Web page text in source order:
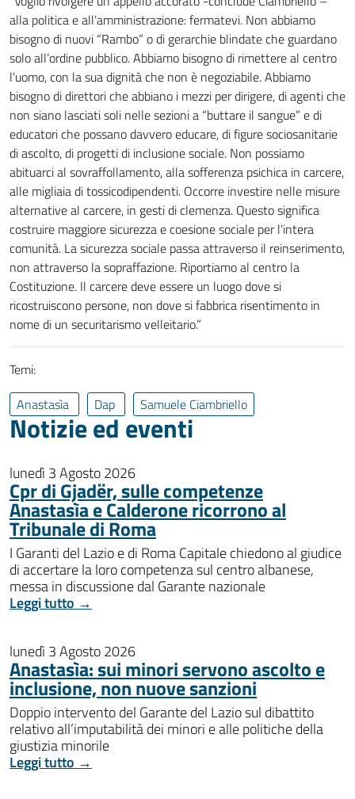
alla politica e all’amministrazione: fermatevi. Non abbiamo
bisogno di nuovi “Rambo” o di gerarchie blindate che guardano
solo all’ordine pubblico. Abbiamo bisogno di rimettere al centro
l’uomo, con la sua dignità che non è negoziabile. Abbiamo
bisogno di direttori che abbiano i mezzi per dirigere, di agenti che
non siano lasciati soli nelle sezioni a “buttare il sangue” e di
educatori che possano davvero educare, di figure sociosanitarie
di ascolto, di progetti di inclusione sociale. Non possiamo
abituarci al sovraffollamento, alla sofferenza psichica in carcere,
alle migliaia di tossicodipendenti. Occorre investire nelle misure
alternative al carcere, in gesti di clemenza. Questo significa
costruire maggiore sicurezza e coesione sociale per l’intera
comunità. La sicurezza sociale passa attraverso il reinserimento,
non attraverso la sopraffazione. Riportiamo al centro la
Costituzione. Il carcere deve essere un luogo dove si
ricostruiscono persone, non dove si fabbrica risentimento in
nome di un securitarismo velleitario.”
Temi:
Anastasìa
Dap Samuele Ciambriello
Notizie ed eventi
lunedì 3 Agosto 2026
Cpr di Gjadër, sulle competenze
Anastasìa e Calderone ricorrono al
Tribunale di Roma
I Garanti del Lazio e di Roma Capitale chiedono al giudice
di accertare la loro competenza sul centro albanese,
messa in discussione dal Garante nazionale
Leggi tutto →
lunedì 3 Agosto 2026
Anastasìa: sui minori servono ascolto e
inclusione, non nuove sanzioni
Doppio intervento del Garante del Lazio sul dibattito
relativo all’imputabilità dei minori e alle politiche della
giustizia minorile
Leggi tutto →